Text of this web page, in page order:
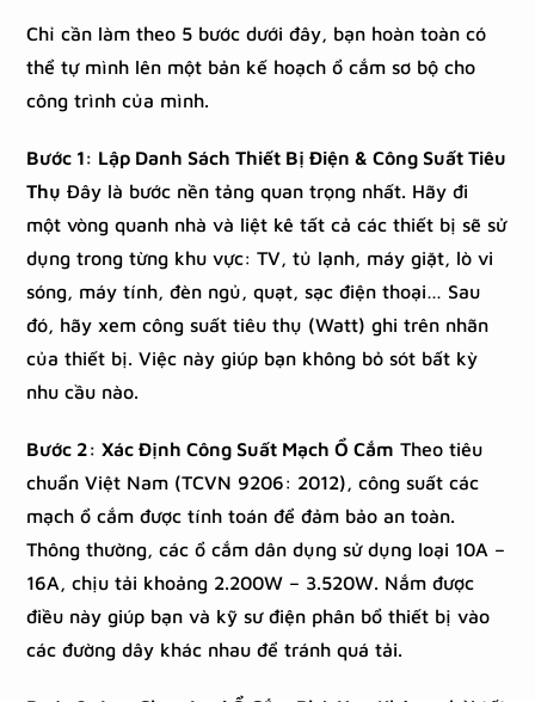
Chỉ cần làm theo 5 bước dưới đây, bạn hoàn toàn có
thể tự mình lên một bản kế hoạch ổ cắm sơ bộ cho
công trình của mình.
Bước 1: Lập Danh Sách Thiết Bị Điện & Công Suất Tiêu
Thụ Đây là bước nền tảng quan trọng nhất. Hãy đi
một vòng quanh nhà và liệt kê tất cả các thiết bị sẽ sử
dụng trong từng khu vực: TV, tủ lạnh, máy giặt, lò vi
sóng, máy tính, đèn ngủ, quạt, sạc điện thoại… Sau
đó, hãy xem công suất tiêu thụ (Watt) ghi trên nhãn
của thiết bị. Việc này giúp bạn không bỏ sót bất kỳ
nhu cầu nào.
Bước 2: Xác Định Công Suất Mạch Ổ Cắm Theo tiêu
chuẩn Việt Nam (TCVN 9206: 2012), công suất các
mạch ổ cắm được tính toán để đảm bảo an toàn.
Thông thường, các ổ cắm dân dụng sử dụng loại 10A –
16A, chịu tải khoảng 2.200W – 3.520W. Nắm được
điều này giúp bạn và kỹ sư điện phân bổ thiết bị vào
các đường dây khác nhau để tránh quá tải.